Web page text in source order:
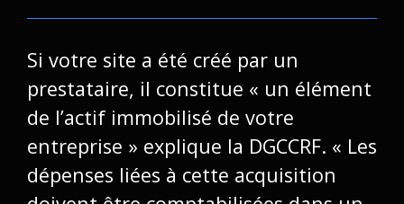
Si votre site a été créé par un
prestataire, il constitue « un élément
de l’actif immobilisé de votre
entreprise » explique la DGCCRF. « Les
dépenses liées à cette acquisition